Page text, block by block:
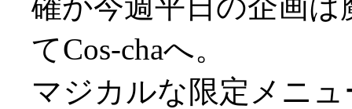
てCos-chaへ。
マジカルな限定メニ